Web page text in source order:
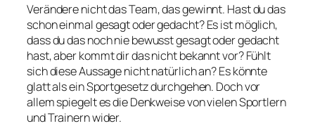
Verändere nicht das Team, das gewinnt. Hast du das
schon einmal gesagt oder gedacht? Es ist möglich,
dass du das noch nie bewusst gesagt oder gedacht
hast, aber kommt dir das nicht bekannt vor? Fühlt
sich diese Aussage nicht natürlich an? Es könnte
glatt als ein Sportgesetz durchgehen. Doch vor
allem spiegelt es die Denkweise von vielen Sportlern
und Trainern wider.